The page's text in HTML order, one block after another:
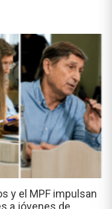
y el MPF impulsan
a jóvenes de